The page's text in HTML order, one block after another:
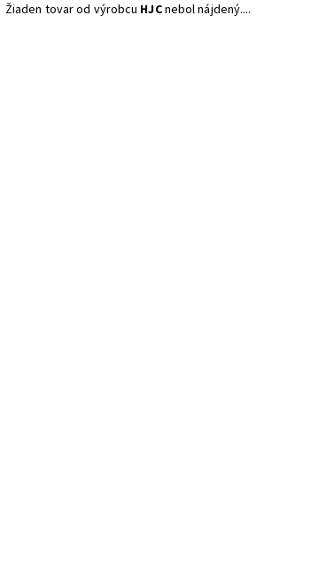
Žiaden tovar od výrobcu HJCnebol nájdený....